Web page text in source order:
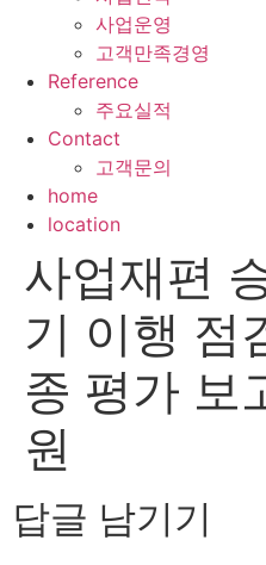
사업운영
고객만족경영
Reference
주요실적
Contact
고객문의
home
location
사업재편
기 이행 점
종 평가 보
원
답글 남기기